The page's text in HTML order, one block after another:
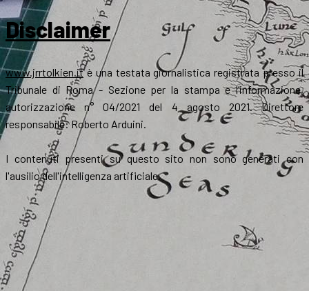
Disclaimer
www.jrrtolkien.itè una testata giornalistica registrata presso il
Tribunale di Roma - Sezione per la stampa e l’informazione,
autorizzazione n° 04/2021 del 4 agosto 2021. Direttore
responsabile: Roberto Arduini.
I contenuti presenti su questo sito non sono generati con
l'ausilio dell'intelligenza artificiale.